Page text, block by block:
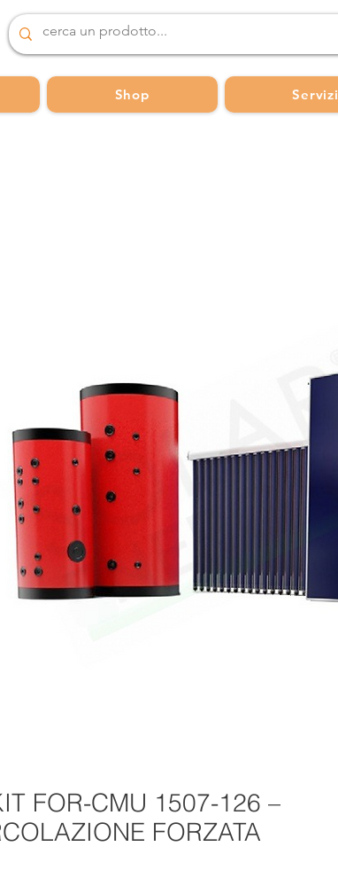
Shop Servizi
FOR-CMU 1507-126 –
FORZATA